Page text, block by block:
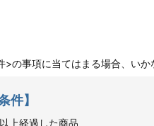
>の事項に当てはまる場合、いか
件】
上経過した商品